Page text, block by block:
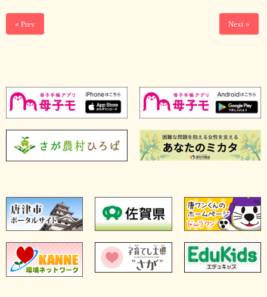
« Prev Next »